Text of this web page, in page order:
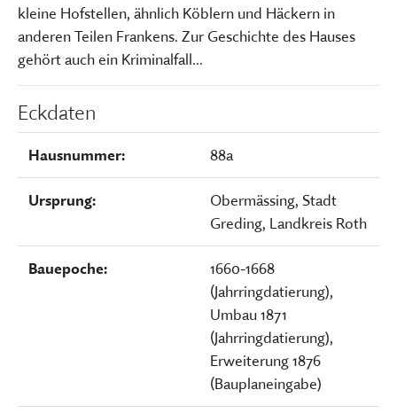
kleine Hofstellen, ähnlich Köblern und Häckern in
anderen Teilen Frankens. Zur Geschichte des Hauses
gehört auch ein Kriminalfall...
Eckdaten
Hausnummer: 88a
Ursprung:
Obermässing, Stadt
Greding, Landkreis Roth
Bauepoche:
1660-1668
(Jahrringdatierung),
Umbau 1871
(Jahrringdatierung),
Erweiterung 1876
(Bauplaneingabe)